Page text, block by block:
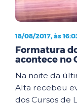
18/08/2017, às
Formatura
acontece no
Na noite da
Alta recebeu
dos Cursos de